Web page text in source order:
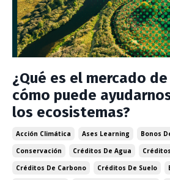
¿Qué es el mercado
cómo puede
los ecosistemas?
Acción Climática Ases Learning
Bonos
Conservación
Créditos De Agua
Créditos De Carbono
Créditos De Suelo